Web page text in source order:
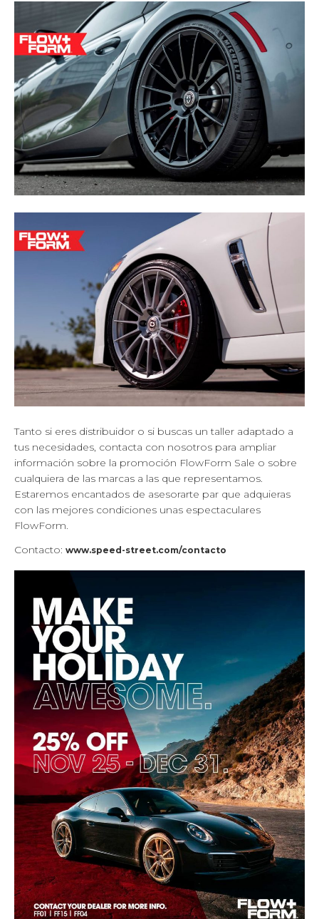
Tanto si eres distribuidor o si buscas un taller adaptado a
tus necesidades, contacta con nosotros para ampliar
información sobre la promoción FlowForm Sale o sobre
cualquiera de las marcas a las que representamos.
Estaremos encantados de asesorarte par que adquieras
con las mejores condiciones unas espectaculares
FlowForm.
Contacto: www.speed-street.com/contacto